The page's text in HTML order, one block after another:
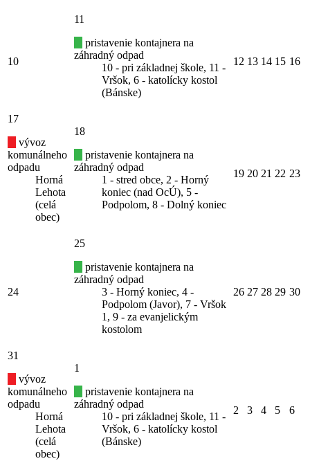
10
11
pristavenie kontajnera na
záhradný odpad
10 - pri základnej škole, 11 -
Vršok, 6 - katolícky kostol
(Bánske)
12 13 14 15 16
17
vývoz
komunálneho
odpadu
Horná
Lehota
(celá
obec)
18
pristavenie kontajnera na
záhradný odpad
1 - stred obce, 2 - Horný
koniec (nad OcÚ), 5 -
Podpolom, 8 - Dolný koniec
19 20 21 22 23
24
25
pristavenie kontajnera na
záhradný odpad
3 - Horný koniec, 4 -
Podpolom (Javor), 7 - Vršok
1, 9 - za evanjelickým
kostolom
26 27 28 29 30
31
vývoz
komunálneho
odpadu
Horná
Lehota
(celá
obec)
1
pristavenie kontajnera na
záhradný odpad
10 - pri základnej škole, 11 -
Vršok, 6 - katolícky kostol
(Bánske)
2 3 4 5 6